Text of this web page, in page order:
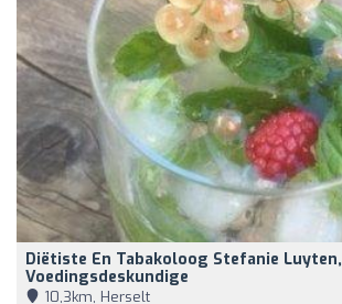
Diëtiste En Tabakoloog Stefanie Luyten,
Voedingsdeskundige
10,3km, Herselt